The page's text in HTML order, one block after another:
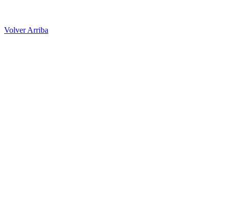
Volver Arriba